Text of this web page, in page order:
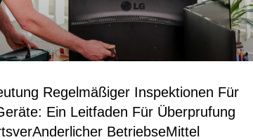
Regelmäßiger Inspektionen Für
Ein Leitfaden Für Überprufung
BetriebseMittel